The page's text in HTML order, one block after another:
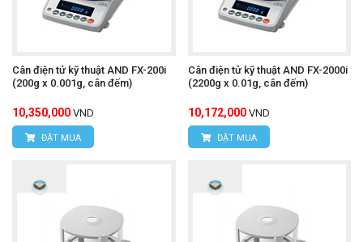
Cân điện tử kỹ thuật AND FX-200i
(200g x 0.001g, cân đếm)
10,350,000 VND
ĐẶT MUA
Cân điện tử kỹ thuật AND FX-2000i
(2200g x 0.01g, cân đếm)
10,172,000 VND
ĐẶT MUA